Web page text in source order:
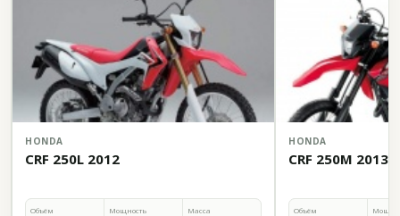
HONDA
CRF 250L 2012
Объём Мощность Масса
HONDA
CRF 250M 2013
Объём